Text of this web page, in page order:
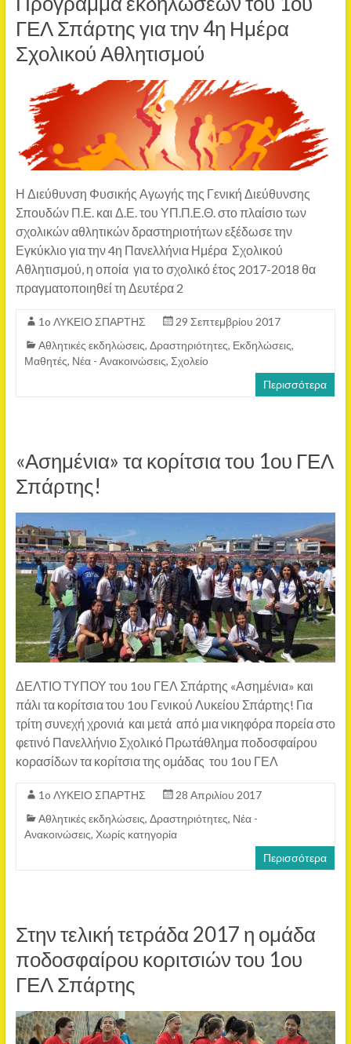
ΓΕΛ Σπάρτης για την 4η Ημέρα
Σχολικού Αθλητισμού
Η Διεύθυνση Φυσικής Αγωγής της Γενική Διεύθυνσης
Σπουδών Π.Ε. και Δ.Ε. του ΥΠ.Π.Ε.Θ. στο πλαίσιο των
σχολικών αθλητικών δραστηριοτήτων εξέδωσε την
Εγκύκλιο για την 4η Πανελλήνια Ημέρα Σχολικού
Αθλητισμού, η οποία για το σχολικό έτος 2017-2018 θα
πραγματοποιηθεί τη Δευτέρα 2
1o ΛΥΚΕΙΟ ΣΠΑΡΤΗΣ
29 Σεπτεμβρίου 2017
Αθλητικές εκδηλώσεις, Δραστηριότητες, Εκδηλώσεις,
Μαθητές, Νέα - Ανακοινώσεις, Σχολείο
Περισσότερα
«Ασημένια» τα κορίτσια του 1ου ΓΕΛ
Σπάρτης!
ΔΕΛΤΙΟ ΤΥΠΟΥ του 1ου ΓΕΛ Σπάρτης «Ασημένια» και
πάλι τα κορίτσια του 1ου Γενικού Λυκείου Σπάρτης! Για
τρίτη συνεχή χρονιά και μετά από μια νικηφόρα πορεία στο
φετινό Πανελλήνιο Σχολικό Πρωτάθλημα ποδοσφαίρου
κορασίδων τα κορίτσια της ομάδας του 1ου ΓΕΛ
1o ΛΥΚΕΙΟ ΣΠΑΡΤΗΣ
28 Απριλίου 2017
Αθλητικές εκδηλώσεις, Δραστηριότητες, Νέα -
Ανακοινώσεις, Χωρίς κατηγορία
Περισσότερα
Στην τελική τετράδα 2017 η ομάδα
ποδοσφαίρου κοριτσιών του 1ου
ΓΕΛ Σπάρτης